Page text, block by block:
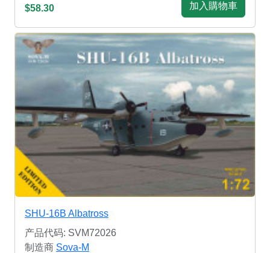
$58.30 加入購物車
SHU-16B Albatross
产品代码: SVM72026
制造商 Sova-M